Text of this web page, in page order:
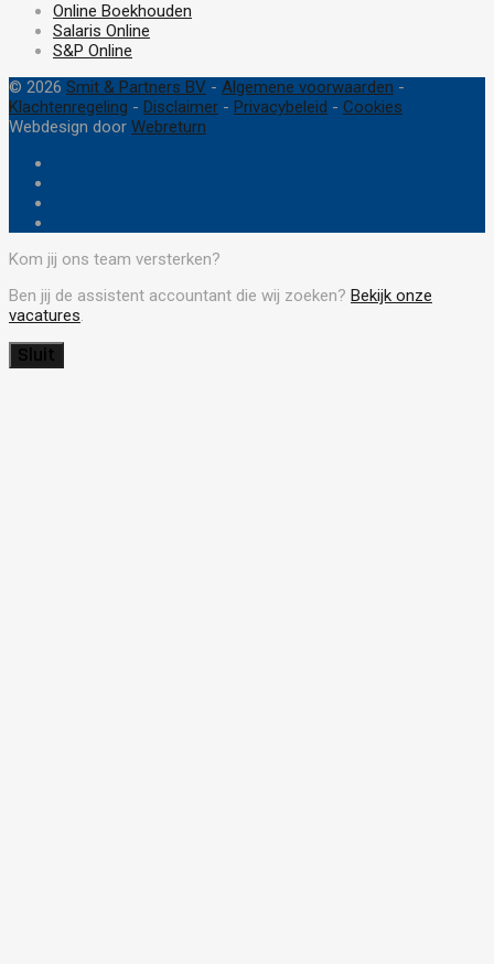
Online Boekhouden
Salaris Online
S&P Online
© 2026 Smit & Partners BV - Algemene voorwaarden -
Klachtenregeling - Disclaimer - Privacybeleid - Cookies
Webdesign door Webreturn
Kom jij ons team versterken?
Ben jij de assistent accountant die wij zoeken? Bekijk onze
vacatures.
Sluit